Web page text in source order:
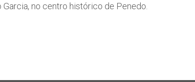
no centro histórico de Penedo.